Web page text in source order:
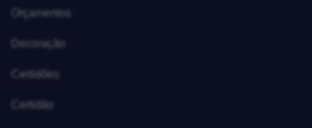
Orçamentos
Decoração
Certidões
Certidão